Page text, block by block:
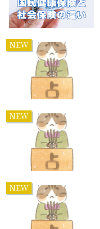
NEW
NEW
NEW